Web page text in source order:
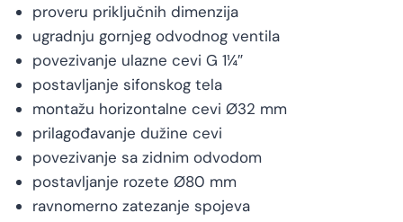
proveru priključnih dimenzija
ugradnju gornjeg odvodnog ventila
povezivanje ulazne cevi G 1¼″
postavljanje sifonskog tela
montažu horizontalne cevi Ø32 mm
prilagođavanje dužine cevi
povezivanje sa zidnim odvodom
postavljanje rozete Ø80 mm
ravnomerno zatezanje spojeva